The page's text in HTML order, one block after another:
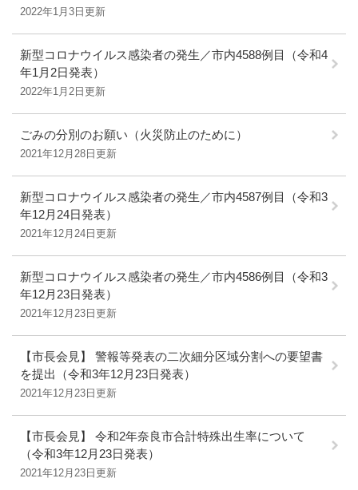
2022年1月3日更新
新型コロナウイルス感染者の発生／市内4588例目（令和4
年1月2日発表）
2022年1月2日更新
ごみの分別のお願い（火災防止のために）
2021年12月28日更新
新型コロナウイルス感染者の発生／市内4587例目（令和3
年12月24日発表）
2021年12月24日更新
新型コロナウイルス感染者の発生／市内4586例目（令和3
年12月23日発表）
2021年12月23日更新
【市長会見】 警報等発表の二次細分区域分割への要望書
を提出（令和3年12月23日発表）
2021年12月23日更新
【市長会見】 令和2年奈良市合計特殊出生率について
（令和3年12月23日発表）
2021年12月23日更新